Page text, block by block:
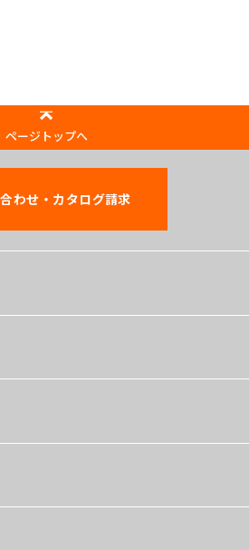
ページトップへ
わせ・カタログ請求